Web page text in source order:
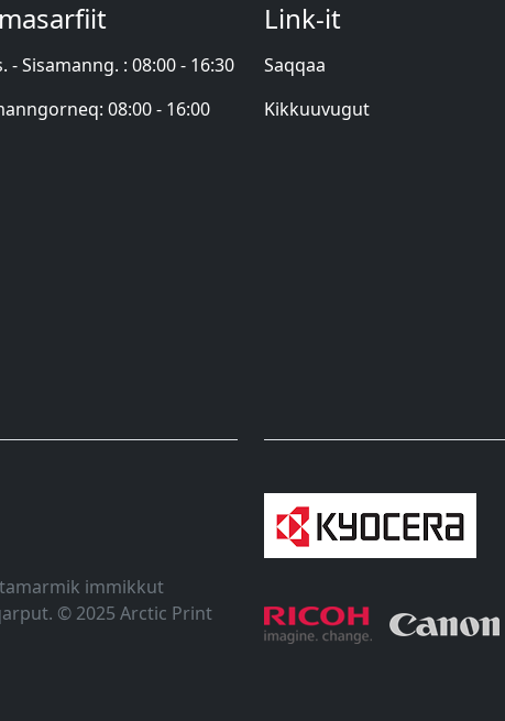
- Sisamanng. : 08:00 - 16:30
08:00 - 16:00
Link-it
Saqqaa
Kikkuuvugut
immikkut
© 2025 Arctic Print